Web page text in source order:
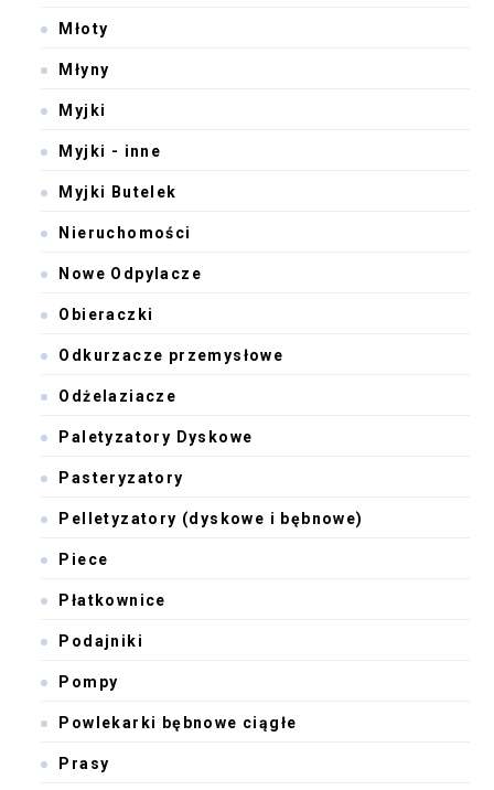
Młoty
Młyny
Myjki
Myjki - inne
Myjki Butelek
Nieruchomości
Nowe Odpylacze
Obieraczki
Odkurzacze przemysłowe
Odżelaziacze
Paletyzatory Dyskowe
Pasteryzatory
Pelletyzatory (dyskowe i bębnowe)
Piece
Płatkownice
Podajniki
Pompy
Powlekarki bębnowe ciągłe
Prasy